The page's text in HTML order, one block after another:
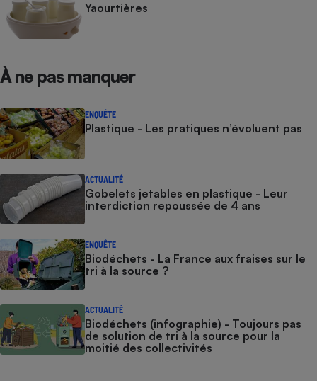
Yaourtières
À ne pas manquer
ENQUÊTE
Plastique - Les pratiques n’évoluent pas
ACTUALITÉ
Gobelets jetables en plastique - Leur
interdiction repoussée de 4 ans
ENQUÊTE
Biodéchets - La France aux fraises sur le
tri à la source ?
ACTUALITÉ
Biodéchets (infographie) - Toujours pas
de solution de tri à la source pour la
moitié des collectivités